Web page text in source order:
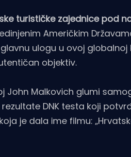
turističke zajednice pod
Američkim
ulogu u ovoj globalnoj
objektiv.
Malkovich glumi
DNK testa koji
je dala ime filmu: